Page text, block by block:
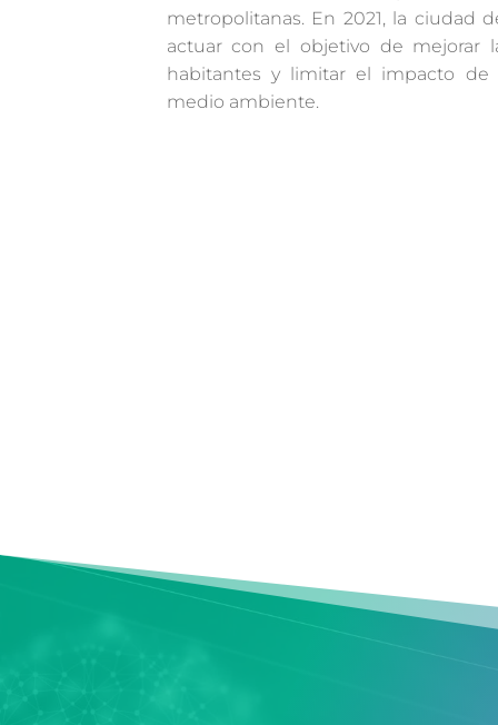
metropolitanas. En 2021, la ciudad
actuar con el objetivo de mejorar
habitantes y limitar el impacto
medio ambiente.